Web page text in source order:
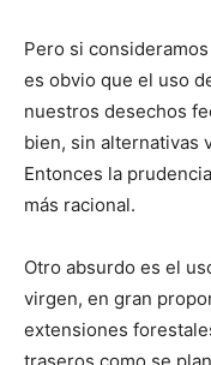
Pero si
es obvio que el uso
nuestros desechos
bien, sin alternativas
Entonces la
más racional.
Otro absurdo es el
virgen, en gran
extensiones